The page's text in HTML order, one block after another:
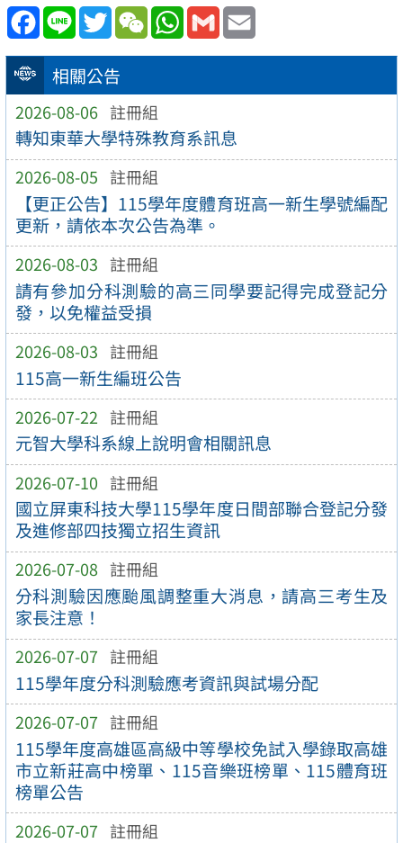
相關公告
2026-08-06 註冊組
轉知東華大學特殊教育系訊息
2026-08-05 註冊組
【更正公告】115學年度體育班高一新生學號編配
更新，請依本次公告為準。
2026-08-03 註冊組
請有參加分科測驗的高三同學要記得完成登記分
發，以免權益受損
2026-08-03 註冊組
115高一新生編班公告
2026-07-22 註冊組
元智大學科系線上說明會相關訊息
2026-07-10 註冊組
國立屏東科技大學115學年度日間部聯合登記分發
及進修部四技獨立招生資訊
2026-07-08 註冊組
分科測驗因應颱風調整重大消息，請高三考生及
家長注意！
2026-07-07 註冊組
115學年度分科測驗應考資訊與試場分配
2026-07-07 註冊組
115學年度高雄區高級中等學校免試入學錄取高雄
市立新莊高中榜單、115音樂班榜單、115體育班
榜單公告
2026-07-07 註冊組
Facebook
Line TwitterWeChatWhatsApp
Gmail